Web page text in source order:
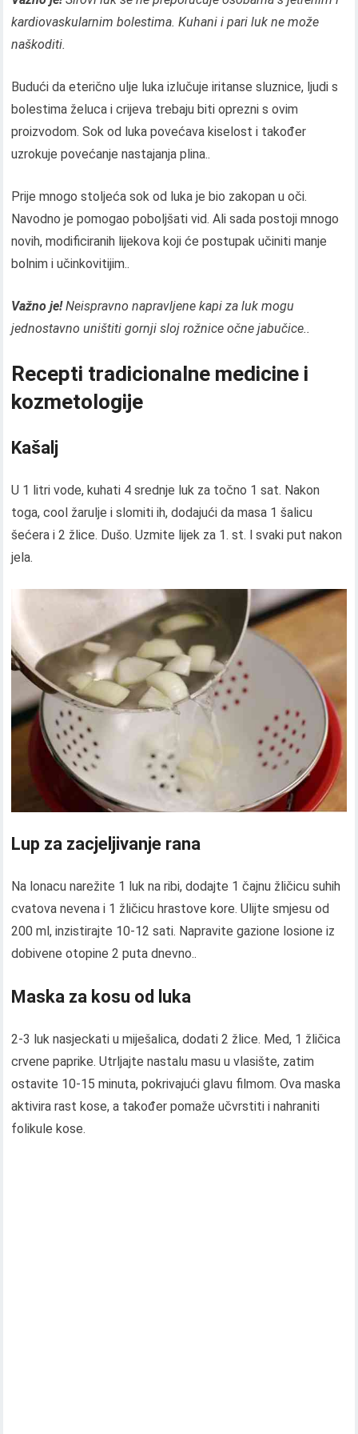
kardiovaskularnim bolestima. Kuhani i pari luk ne može
naškoditi.
Budući da eterično ulje luka izlučuje iritanse sluznice, ljudi s
bolestima želuca i crijeva trebaju biti oprezni s ovim
proizvodom. Sok od luka povećava kiselost i također
uzrokuje povećanje nastajanja plina..
Prije mnogo stoljeća sok od luka je bio zakopan u oči.
Navodno je pomogao poboljšati vid. Ali sada postoji mnogo
novih, modificiranih lijekova koji će postupak učiniti manje
bolnim i učinkovitijim..
Važno je!Neispravno napravljene kapi za luk mogu
jednostavno uništiti gornji sloj rožnice očne jabučice..
Recepti tradicionalne medicine i
kozmetologije
Kašalj
U 1 litri vode, kuhati 4 srednje luk za točno 1 sat. Nakon
toga, cool žarulje i slomiti ih, dodajući da masa 1 šalicu
šećera i 2 žlice. Dušo. Uzmite lijek za 1. st. l svaki put nakon
jela.
Lup za zacjeljivanje rana
Na lonacu narežite 1 luk na ribi, dodajte 1 čajnu žličicu suhih
cvatova nevena i 1 žličicu hrastove kore. Ulijte smjesu od
200 ml, inzistirajte 10-12 sati. Napravite gazione losione iz
dobivene otopine 2 puta dnevno..
Maska za kosu od luka
2-3 luk nasjeckati u miješalica, dodati 2 žlice. Med, 1 žličica
crvene paprike. Utrljajte nastalu masu u vlasište, zatim
ostavite 10-15 minuta, pokrivajući glavu filmom. Ova maska ​​
aktivira rast kose, a također pomaže učvrstiti i nahraniti
folikule kose.